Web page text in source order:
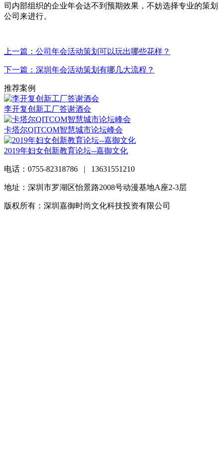
司内部组织的企业年会达不到预期效果，不妨选择专业的策划
公司来进行。
上一篇：公司年会活动策划可以玩出哪些花样？
下一篇：深圳年会活动策划有哪几大流程？
推荐案例
李开复创新工厂答谢酒会
卡塔尔QITCOM智慧城市论坛峰会
2019年妇女创新教育论坛--嘉御文化
电话：0755-82318786 | 13631551210
地址：深圳市罗湖区怡景路2008号动漫基地A座2-3层
版权所有：深圳嘉御时尚文化科技投资有限公司